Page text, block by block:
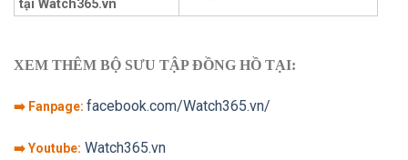
tại Watch365.vn
XEM THÊM BỘ SƯU TẬP ĐỒNG HỒ TẠI:
➡️ Fanpage: facebook.com/Watch365.vn/
➡️ Youtube: Watch365.vn